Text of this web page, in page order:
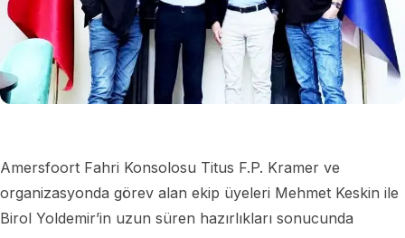
Amersfoort Fahri Konsolosu Titus F.P. Kramer ve
organizasyonda görev alan ekip üyeleri Mehmet Keskin ile
Birol Yoldemir’in uzun süren hazırlıkları sonucunda